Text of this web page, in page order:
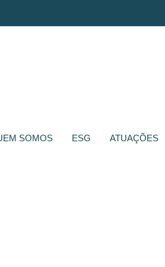
SOMOS ESG ATUAÇÕES